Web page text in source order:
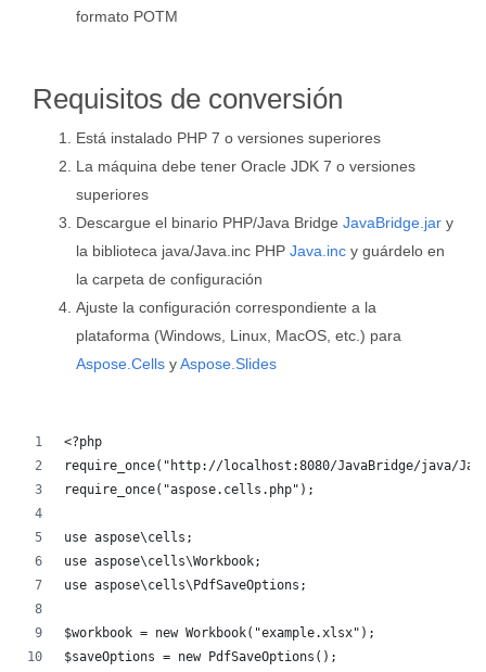
formato POTM
Requisitos de conversión
Está instalado PHP 7 o versiones superiores
La máquina debe tener Oracle JDK 7 o versiones
superiores
Descargue el binario PHP/Java Bridge JavaBridge.jar y
la biblioteca java/Java.inc PHP Java.inc y guárdelo en
la carpeta de configuración
Ajuste la configuración correspondiente a la
plataforma (Windows, Linux, MacOS, etc.) para
Aspose.Cells yAspose.Slides
<?php
require_once("http://localhost:8080/JavaBridge/java/
require_once("aspose.cells.php");
use aspose\cells;
use aspose\cells\Workbook;
use aspose\cells\PdfSaveOptions;
$workbook = new Workbook("example.xlsx");
$saveOptions = new PdfSaveOptions();